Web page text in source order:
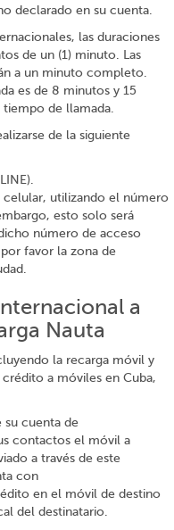
declarado en su cuenta.
las duraciones
de un (1) minuto. Las
a un minuto completo.
es de 8 minutos y 15
de llamada.
de la siguiente
utilizando el número
esto solo será
número de acceso
favor la zona de
a
Nauta
la recarga móvil y
a móviles en Cuba,
su cuenta de
contactos el móvil a
a través de este
con
en el móvil de destino
del destinatario.